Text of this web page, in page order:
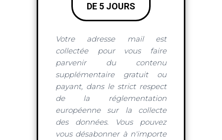
DE 5 JOURS
Votre adresse mail est
collectée pour vous faire
parvenir du contenu
supplémentaire gratuit ou
payant, dans le strict respect
de la réglementation
européenne sur la collecte
des données. Vous pouvez
vous désabonner à n'importe